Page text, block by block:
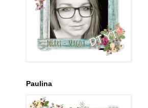
Paulina